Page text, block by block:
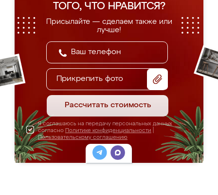
ТОГО, ЧТО НРАВИТСЯ?
Присылайте — сделаем также или
лучше!
Прикрепить фото
Рассчитать стоимость
Я соглашаюсь на передачу персональных данных
согласно Политике конфиденциальности
Пользовательскому соглашению